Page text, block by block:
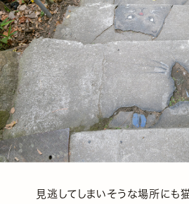
見逃してしまいそうな場所にも